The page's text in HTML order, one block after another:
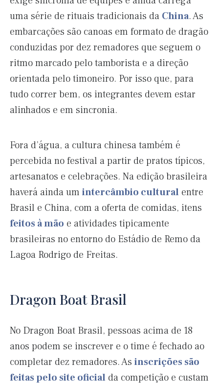
uma série de rituais tradicionais da China. As
embarcações são canoas em formato de dragão
conduzidas por dez remadores que seguem o
ritmo marcado pelo tamborista e a direção
orientada pelo timoneiro. Por isso que, para
tudo correr bem, os integrantes devem estar
alinhados e em sincronia.
Fora d’água, a cultura chinesa também é
percebida no festival a partir de pratos típicos,
artesanatos e celebrações. Na edição brasileira
haverá ainda um intercâmbio cultural entre
Brasil e China, com a oferta de comidas, itens
feitos à mão e atividades tipicamente
brasileiras no entorno do Estádio de Remo da
Lagoa Rodrigo de Freitas.
Dragon Boat Brasil
No Dragon Boat Brasil, pessoas acima de 18
anos podem se inscrever e o time é fechado ao
completar dez remadores. As inscrições são
feitas pelo site oficial da competição e custam